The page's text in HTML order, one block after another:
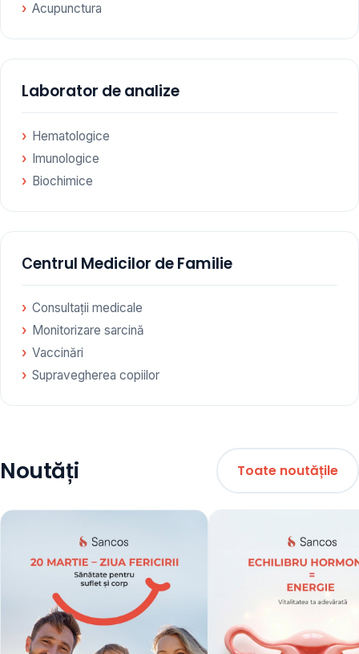
Acupunctura
Laborator de analize
Hematologice
Imunologice
Biochimice
Сentrul Medicilor de Familie
Consultații medicale
Monitorizare sarcină
Vaccinări
Supravegherea copiilor
Noutăți Toate noutățile